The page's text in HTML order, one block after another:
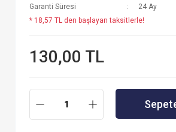
Garanti Süresi
24 Ay
* 18,57 TL den başlayan taksitlerle!
130,00 TL